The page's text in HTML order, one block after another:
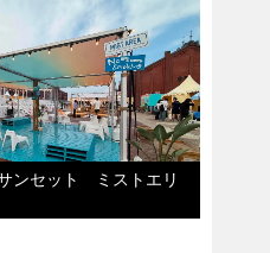
ンセット ミストエリ